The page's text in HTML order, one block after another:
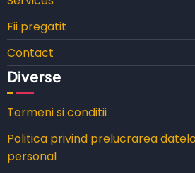
Fii pregatit
Contact
Diverse
Termeni si conditii
Politica privind prelucrarea
personal